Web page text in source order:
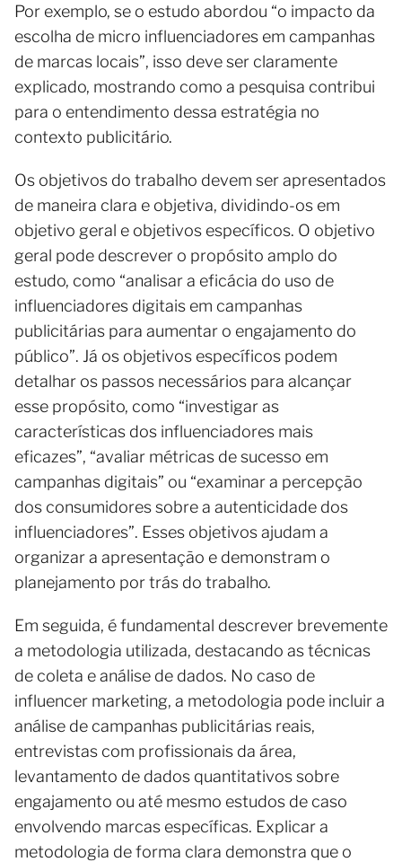
Por exemplo, se o estudo abordou “o impacto da
escolha de micro influenciadores em campanhas
de marcas locais”, isso deve ser claramente
explicado, mostrando como a pesquisa contribui
para o entendimento dessa estratégia no
contexto publicitário.
Os objetivos do trabalho devem ser apresentados
de maneira clara e objetiva, dividindo-os em
objetivo geral e objetivos específicos. O objetivo
geral pode descrever o propósito amplo do
estudo, como “analisar a eficácia do uso de
influenciadores digitais em campanhas
publicitárias para aumentar o engajamento do
público”. Já os objetivos específicos podem
detalhar os passos necessários para alcançar
esse propósito, como “investigar as
características dos influenciadores mais
eficazes”, “avaliar métricas de sucesso em
campanhas digitais” ou “examinar a percepção
dos consumidores sobre a autenticidade dos
influenciadores”. Esses objetivos ajudam a
organizar a apresentação e demonstram o
planejamento por trás do trabalho.
Em seguida, é fundamental descrever brevemente
a metodologia utilizada, destacando as técnicas
de coleta e análise de dados. No caso de
influencer marketing, a metodologia pode incluir a
análise de campanhas publicitárias reais,
entrevistas com profissionais da área,
levantamento de dados quantitativos sobre
engajamento ou até mesmo estudos de caso
envolvendo marcas específicas. Explicar a
metodologia de forma clara demonstra que o